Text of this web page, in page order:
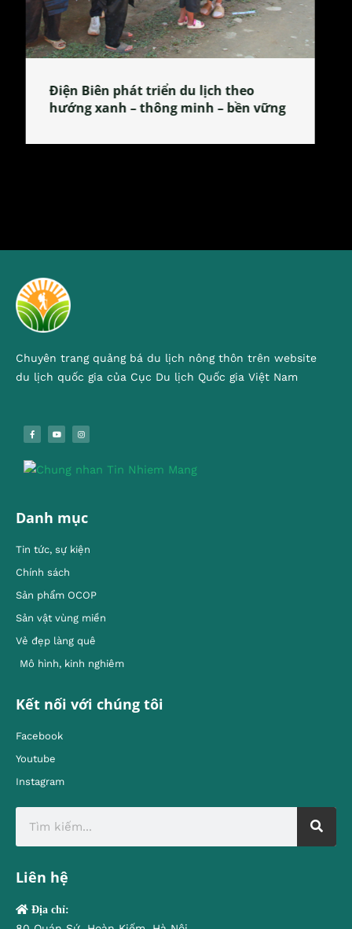
Làng làm bánh tẻ Phú Nhi – nơi lan
tỏa đặc sản xứ Đoài
Chuyên trang quảng bá du lịch nông thôn trên website
du lịch quốc gia của Cục Du lịch Quốc gia Việt Nam
Danh mục
Tin tức, sự kiện
Chính sách
Sản phẩm OCOP
Sản vật vùng miền
Vẻ đẹp làng quê
Mô hình, kinh nghiêm
Kết nối với chúng tôi
Facebook
Youtube
Instagram
Liên hệ
Địa chỉ: